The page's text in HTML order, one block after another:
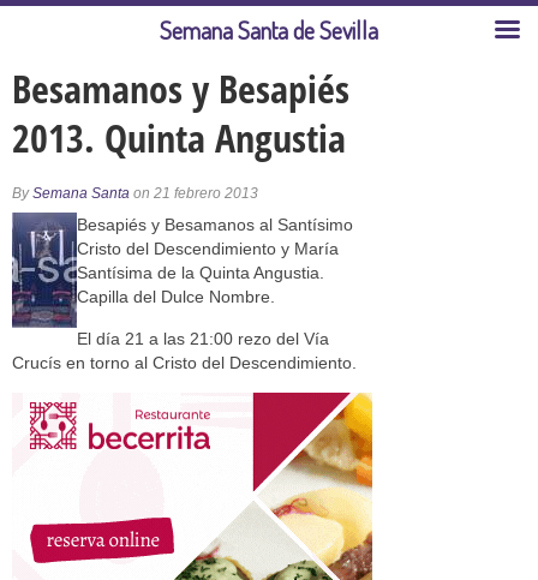
Besamanos y Besapiés
2013. Quinta Angustia
BySemana Santa on 21 febrero 2013
Besapiés y Besamanos al Santísimo
Cristo del Descendimiento y María
Santísima de la Quinta Angustia.
Capilla del Dulce Nombre.
El día 21 a las 21:00 rezo del Vía
Crucís en torno al Cristo del Descendimiento.
Semana Santa de Sevilla